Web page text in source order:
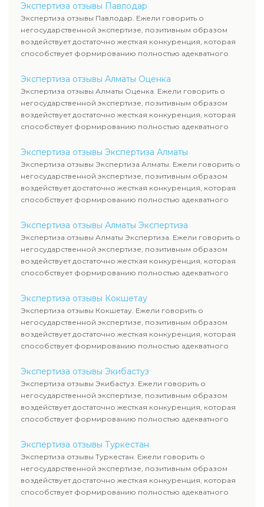
Экспертиза отзывы Павлодар
Экспертиза отзывы Павлодар. Ежели говорить о
негосударственной экспертизе, позитивным образом
воздействует достаточно жесткая конкуренция, которая
способствует формированию полностью адекватного
Экспертиза отзывы Алматы Оценка
Экспертиза отзывы Алматы Оценка. Ежели говорить о
негосударственной экспертизе, позитивным образом
воздействует достаточно жесткая конкуренция, которая
способствует формированию полностью адекватного
Экспертиза отзывы Экспертиза Алматы
Экспертиза отзывы Экспертиза Алматы. Ежели говорить о
негосударственной экспертизе, позитивным образом
воздействует достаточно жесткая конкуренция, которая
способствует формированию полностью адекватного
Экспертиза отзывы Алматы Экспертиза
Экспертиза отзывы Алматы Экспертиза. Ежели говорить о
негосударственной экспертизе, позитивным образом
воздействует достаточно жесткая конкуренция, которая
способствует формированию полностью адекватного
Экспертиза отзывы Кокшетау
Экспертиза отзывы Кокшетау. Ежели говорить о
негосударственной экспертизе, позитивным образом
воздействует достаточно жесткая конкуренция, которая
способствует формированию полностью адекватного
Экспертиза отзывы Экибастуз
Экспертиза отзывы Экибастуз. Ежели говорить о
негосударственной экспертизе, позитивным образом
воздействует достаточно жесткая конкуренция, которая
способствует формированию полностью адекватного
Экспертиза отзывы Туркестан
Экспертиза отзывы Туркестан. Ежели говорить о
негосударственной экспертизе, позитивным образом
воздействует достаточно жесткая конкуренция, которая
способствует формированию полностью адекватного